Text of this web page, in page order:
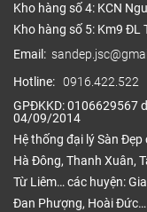
Cấu tạo sàn
Ván sàn nhựa
lát sàn nội thất
Kho hàng số 4: KCN
Kho hàng số 5: Km9 ĐL
Email:
Hotline: 0916.422.522
GPĐKKD: 0106629567
04/09/2014
Hệ thống đại lý Sàn
Hà Đông, Thanh Xuân,
Từ Liêm… các huyện:
Đan Phượng, Hoài